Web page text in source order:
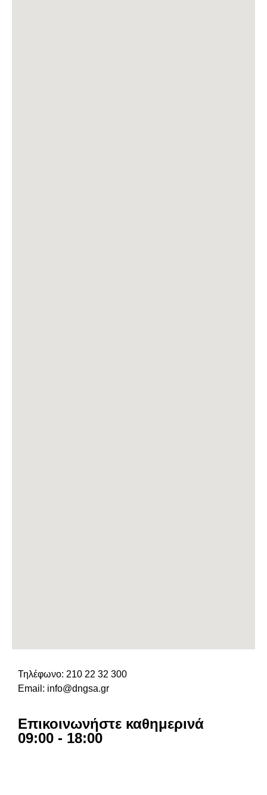
Τηλέφωνο: 210 22 32 300
Email: info@dngsa.gr
Επικοινωνήστε καθημερινά
09:00 - 18:00